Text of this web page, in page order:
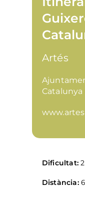
Artés
Catalunya
Dificultat:2
Distància: